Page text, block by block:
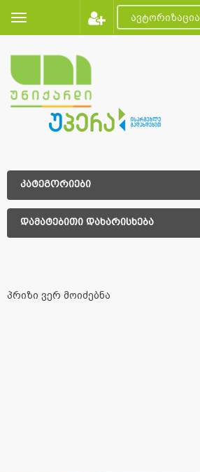
ავტორიზაცია
კატეგორიები
დამატებითი დახარისხება
პრიზი ვერ მოიძებნა